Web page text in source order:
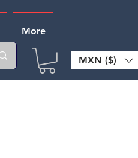
More
MXN ($)